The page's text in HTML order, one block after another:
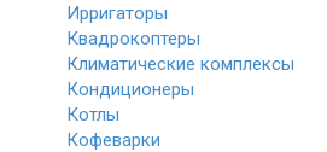
Ирригаторы
Квадрокоптеры
Климатические комплексы
Кондиционеры
Котлы
Кофеварки